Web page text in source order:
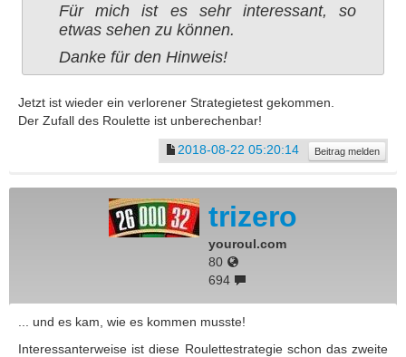
Für mich ist es sehr interessant, so
etwas sehen zu können.
Danke für den Hinweis!
Jetzt ist wieder ein verlorener Strategietest gekommen.
Der Zufall des Roulette ist unberechenbar!
2018-08-22 05:20:14
Beitrag melden
trizero
youroul.com
80
694
... und es kam, wie es kommen musste!
Interessanterweise ist diese Roulettestrategie schon das zweite